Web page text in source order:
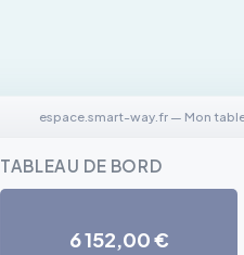
espace.smart-way.fr — Mon
TABLEAU DE BORD
6 152,00 €